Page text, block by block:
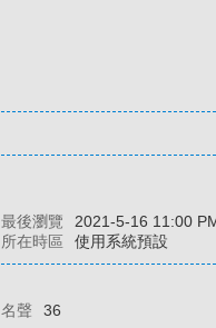
最後瀏覽
2021-5-16 11:00
所在時區 使用系統預設
名聲
36